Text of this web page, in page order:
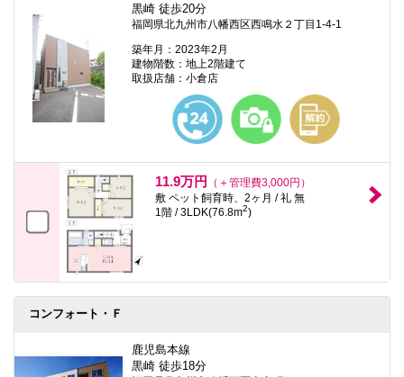
黒崎 徒歩20分
福岡県北九州市八幡西区西鳴水２丁目1-4-1
築年月：2023年2月
建物階数：地上2階建て
取扱店舗：小倉店
11.9万円
（＋管理費3,000円）
敷 ペット飼育時、2ヶ月 / 礼 無
1階 / 3LDK(76.8m2)
コンフォート・Ｆ
鹿児島本線
黒崎 徒歩18分